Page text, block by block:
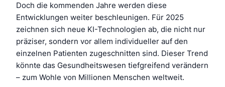
Doch die kommenden Jahre werden diese
Entwicklungen weiter beschleunigen. Für 2025
zeichnen sich neue KI-Technologien ab, die nicht nur
präziser, sondern vor allem individueller auf den
einzelnen Patienten zugeschnitten sind. Dieser Trend
könnte das Gesundheitswesen tiefgreifend verändern
– zum Wohle von Millionen Menschen weltweit.